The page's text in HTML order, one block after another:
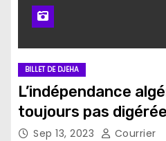
BILLET DE DJEHA
L’indépendance
toujours pas
Sep 13, 2023 Courrier